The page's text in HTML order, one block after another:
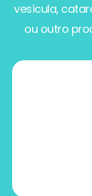
vesícula,
ou outro